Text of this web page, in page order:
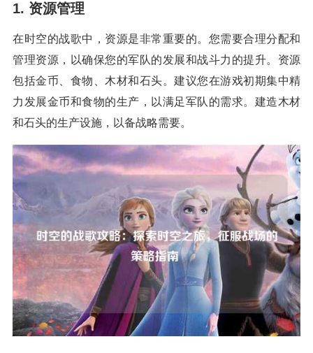
1. 资源管理
在时空的战歌中，资源是非常重要的。您需要合理分配和
管理资源，以确保您的军队的发展和战斗力的提升。资源
包括金币、食物、木材和石头。建议您在游戏初期集中精
力发展金币和食物的生产，以满足军队的需求。建造木材
和石头的生产设施，以备战略需要。